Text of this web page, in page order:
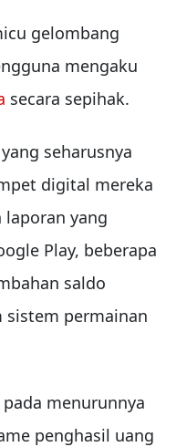
gelombang
mengaku
secara sepihak.
seharusnya
digital mereka
yang
Play, beberapa
saldo
sistem permainan
menurunnya
penghasil uang